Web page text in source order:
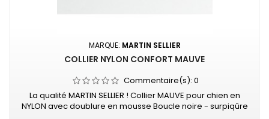
MARQUE: MARTIN SELLIER
COLLIER NYLON CONFORT MAUVE
Commentaire(s): 0
La qualité MARTIN SELLIER ! Collier MAUVE pour chien en
NYLON avec doublure en mousse Boucle noire - surpiqûre